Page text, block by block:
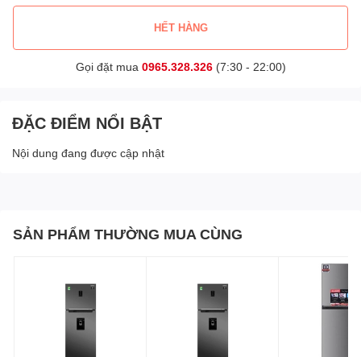
HẾT HÀNG
Gọi đặt mua 0965.328.326(7:30 - 22:00)
ĐẶC ĐIỂM NỔI BẬT
Nội dung đang được cập nhật
SẢN PHẨM THƯỜNG MUA CÙNG